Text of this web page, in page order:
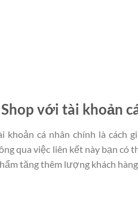
với tài khoản
khoản cá nhân chính là
qua việc liên kết này bạn có
tăng thêm lượng khách hàng